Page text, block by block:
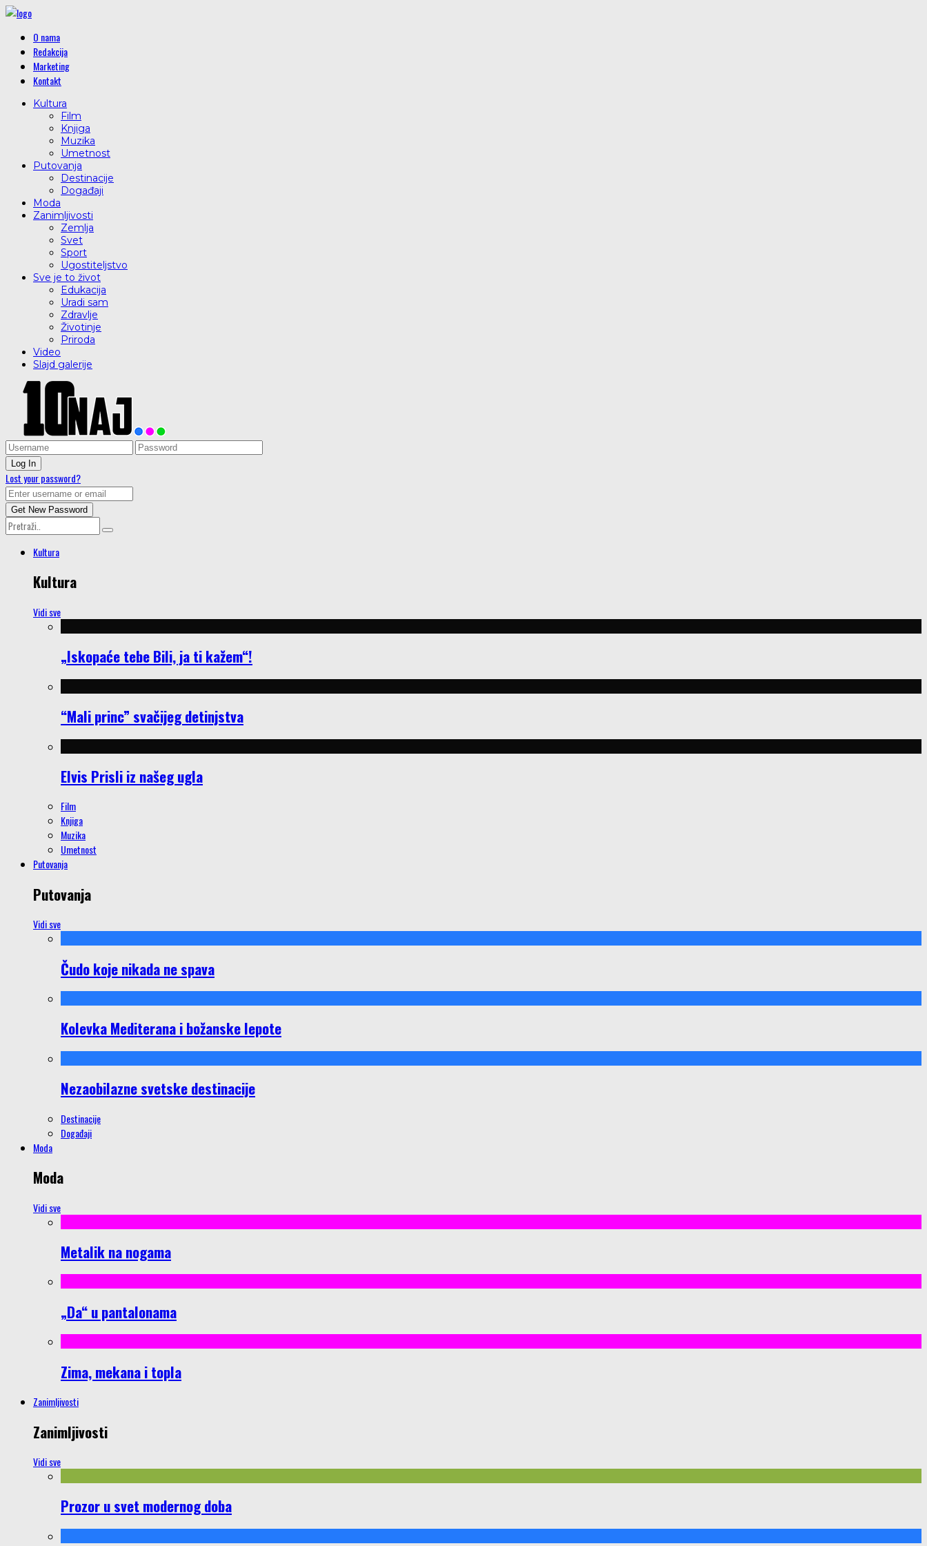
O nama
Redakcija
Marketing
Kontakt
Kultura
Film
Knjiga
Muzika
Umetnost
Putovanja
Destinacije
Događaji
Moda
Zanimljivosti
Zemlja
Svet
Sport
Ugostiteljstvo
Sve je to život
Edukacija
Uradi sam
Zdravlje
Životinje
Priroda
Video
Slajd galerije
Lost your password?
Kultura
Kultura
Vidi sve
„Iskopaće tebe Bili, ja ti kažem“!
“Mali princ” svačijeg detinjstva
Elvis Prisli iz našeg ugla
Film
Knjiga
Muzika
Umetnost
Putovanja
Putovanja
Vidi sve
Čudo koje nikada ne spava
Kolevka Mediterana i božanske lepote
Nezaobilazne svetske destinacije
Destinacije
Događaji
Moda
Moda
Vidi sve
Metalik na nogama
„Da“ u pantalonama
Zima, mekana i topla
Zanimljivosti
Zanimljivosti
Vidi sve
Prozor u svet modernog doba